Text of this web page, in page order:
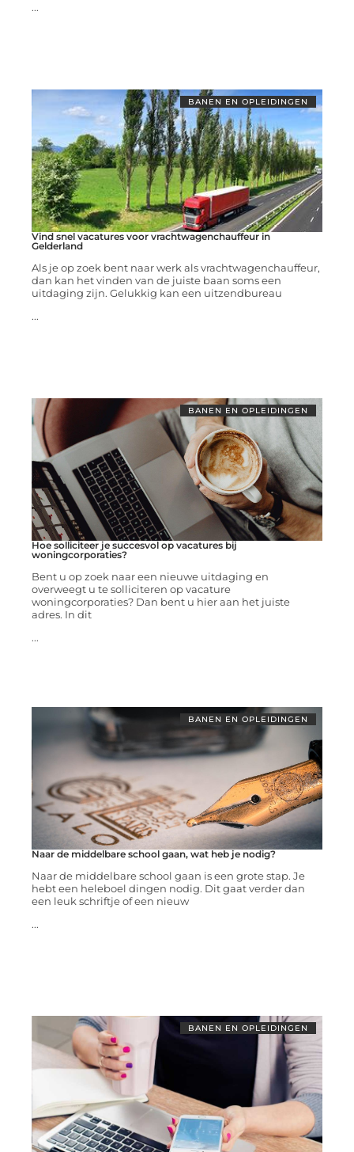
...
BANEN EN OPLEIDINGEN
Vind snel vacatures voor vrachtwagenchauffeur in
Gelderland
Als je op zoek bent naar werk als vrachtwagenchauffeur,
dan kan het vinden van de juiste baan soms een
uitdaging zijn. Gelukkig kan een uitzendbureau
...
BANEN EN OPLEIDINGEN
Hoe solliciteer je succesvol op vacatures bij
woningcorporaties?
Bent u op zoek naar een nieuwe uitdaging en
overweegt u te solliciteren op vacature
woningcorporaties? Dan bent u hier aan het juiste
adres. In dit
...
BANEN EN OPLEIDINGEN
Naar de middelbare school gaan, wat heb je nodig?
Naar de middelbare school gaan is een grote stap. Je
hebt een heleboel dingen nodig. Dit gaat verder dan
een leuk schriftje of een nieuw
...
BANEN EN OPLEIDINGEN